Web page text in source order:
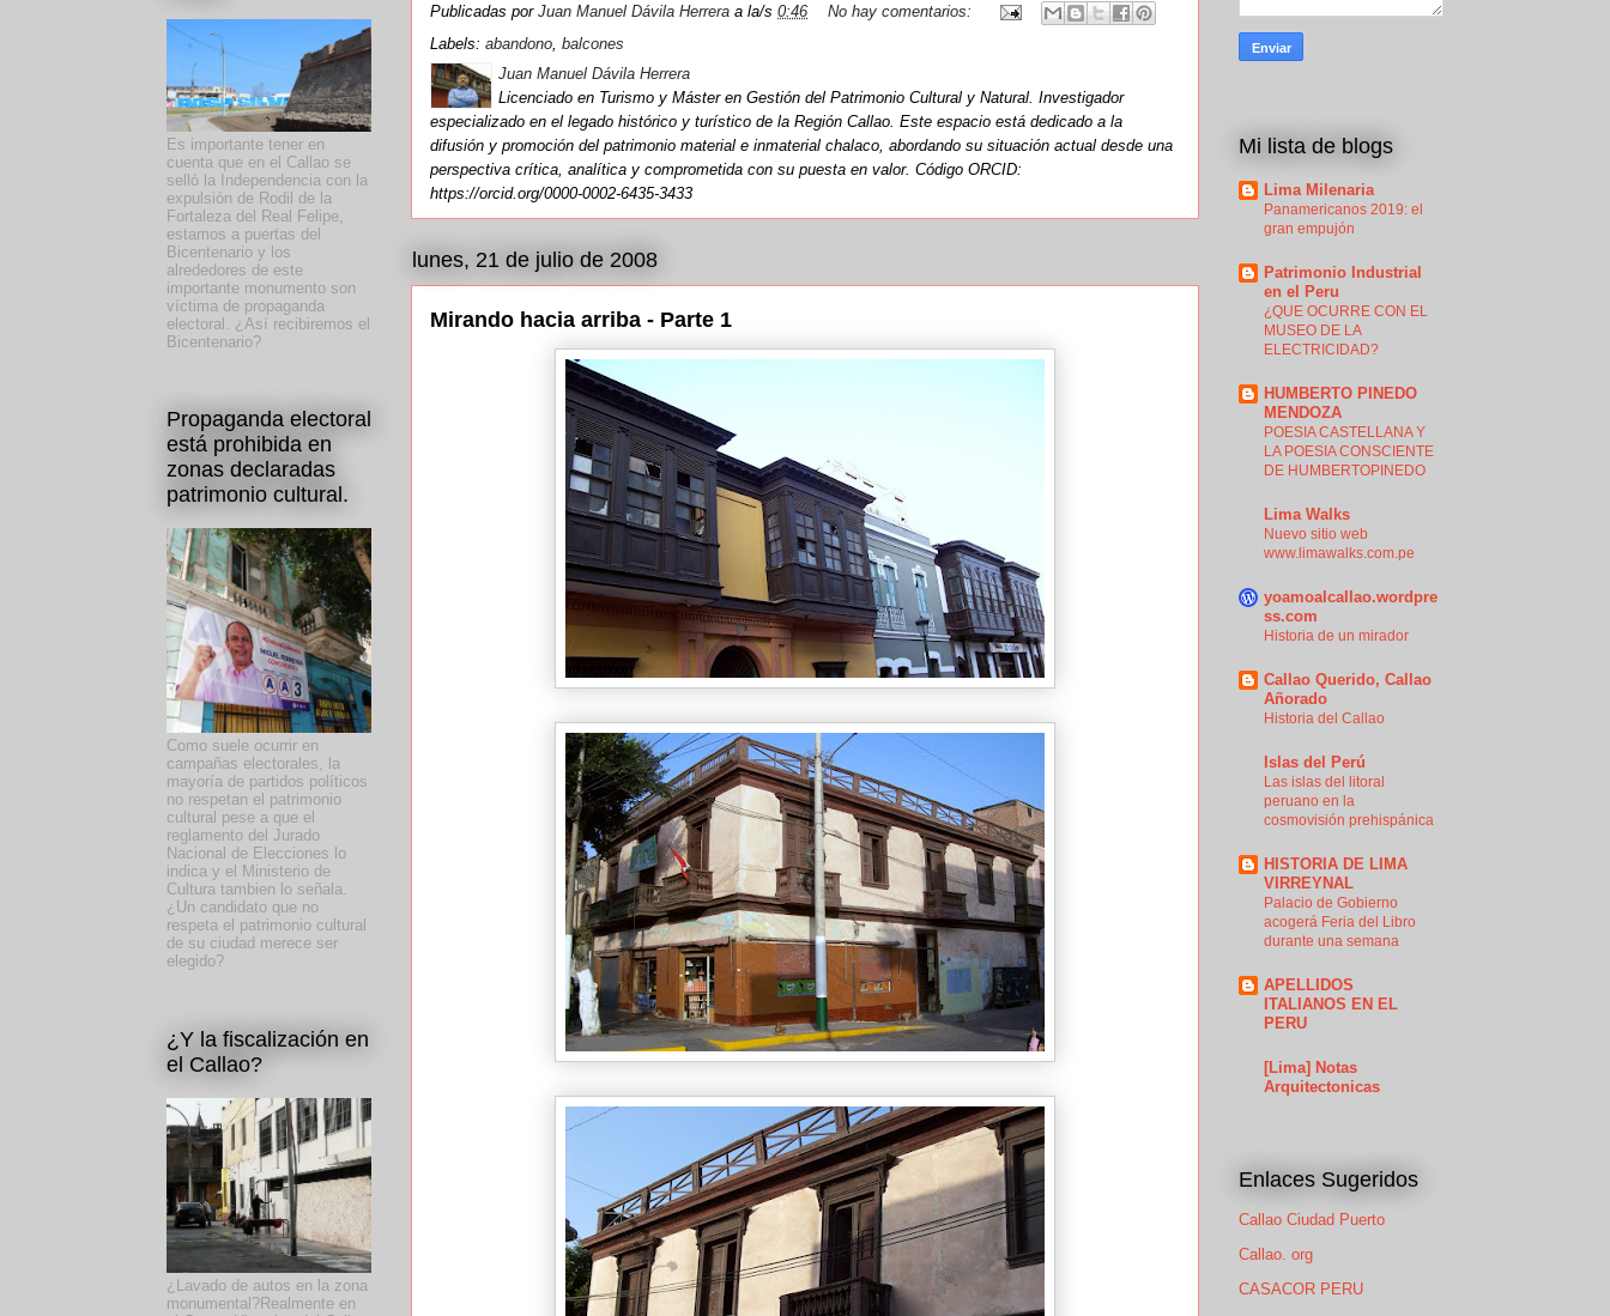
Publicadas por Juan Manuel Dávila Herrera a la/s 0:46
No hay comentarios:
Labels: abandono balcones
Juan Manuel Dávila Herrera
Licenciado en Turismo y Máster en Gestión del Patrimonio Cultural y Natural. Investigador
especializado en el legado histórico y turístico de la Región Callao. Este espacio está dedicado a la
difusión y promoción del patrimonio material e inmaterial chalaco, abordando su situación actual desde una
perspectiva crítica, analítica y comprometida con su puesta en valor. Código ORCID:
https://orcid.org/0000-0002-6435-3433
lunes, 21 de julio de 2008
Mirando hacia arriba - Parte 1
Es importante tener en
cuenta que en el Callao se
selló la Independencia con la
expulsión de Rodil de la
Fortaleza del Real Felipe,
estamos a puertas del
Bicentenario y los
alrededores de este
importante monumento son
víctima de propaganda
electoral. ¿Así recibiremos el
Bicentenario?
Propaganda electoral
está prohibida en
zonas declaradas
patrimonio cultural.
Como suele ocurrir en
campañas electorales, la
mayoría de partidos políticos
no respetan el patrimonio
cultural pese a que el
reglamento del Jurado
Nacional de Elecciones lo
indica y el Ministerio de
Cultura tambien lo señala.
¿Un candidato que no
respeta el patrimonio cultural
de su ciudad merece ser
elegido?
¿Y la fiscalización en
el Callao?
¿Lavado de autos en la zona
monumental?Realmente en
Mi lista de blogs
Lima Milenaria
Panamericanos 2019: el
gran empujón
Patrimonio Industrial
en el Peru
¿QUE OCURRE CON EL
MUSEO DE LA
ELECTRICIDAD?
HUMBERTO PINEDO
MENDOZA
POESIA CASTELLANA Y
LA POESIA CONSCIENTE
DE HUMBERTOPINEDO
Lima Walks
Nuevo sitio web
www.limawalks.com.pe
yoamoalcallao.wordpre
ss.com
Historia de un mirador
Callao Querido, Callao
Añorado
Historia del Callao
Islas del Perú
Las islas del litoral
peruano en la
cosmovisión prehispánica
HISTORIA DE LIMA
VIRREYNAL
Palacio de Gobierno
acogerá Feria del Libro
durante una semana
APELLIDOS
ITALIANOS EN EL
PERU
[Lima] Notas
Arquitectonicas
Enlaces Sugeridos
Callao Ciudad Puerto
Callao. org
CASACOR PERU